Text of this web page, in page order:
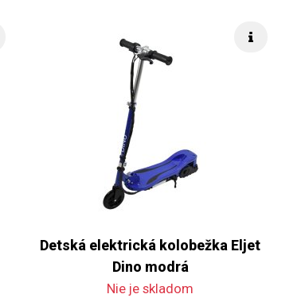
Detská elektrická kolobežka Eljet
Dino modrá
Nie je skladom